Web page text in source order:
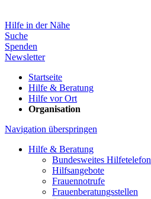
Hilfe in der Nähe
Suche
Spenden
Newsletter
Startseite
Hilfe & Beratung
Hilfe vor Ort
Organisation
Navigation überspringen
Hilfe & Beratung
Bundesweites Hilfetelefon
Hilfsangebote
Frauennotrufe
Frauenberatungsstellen